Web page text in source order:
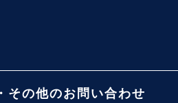
その他のお問い合わせ